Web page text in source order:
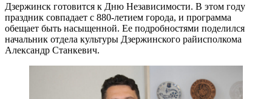
Дзержинск готовится к Дню Независимости. В этом году
праздник совпадает с 880-летием города, и программа
обещает быть насыщенной. Ее подробностями поделился
начальник отдела культуры Дзержинского райисполкома
Александр Станкевич.